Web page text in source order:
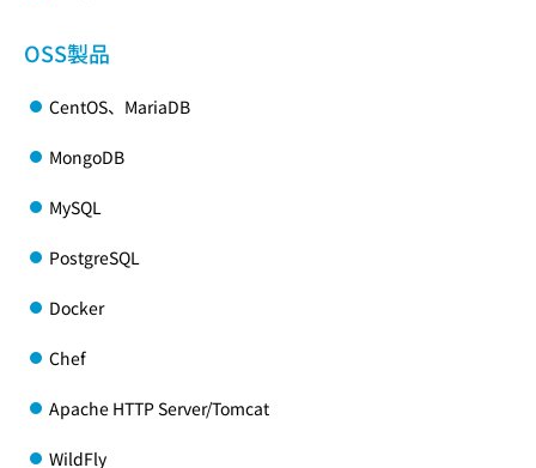
OSS製品
CentOS、MariaDB
MongoDB
MySQL
PostgreSQL
Docker
Chef
Apache HTTP Server/Tomcat
WildFly